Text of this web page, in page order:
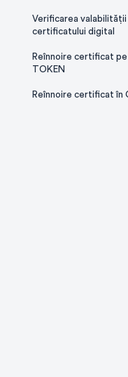
Verificarea valabilității
certificatului digital
Reînnoire certificat pe
TOKEN
Reînnoire certificat în